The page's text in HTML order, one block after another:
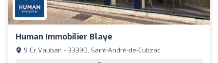
Human Immobilier Blaye
9 Cr Vauban - 33390, Saint-André-de-Cubzac